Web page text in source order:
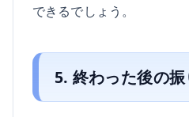
できるでしょう。
5. 終わった後の